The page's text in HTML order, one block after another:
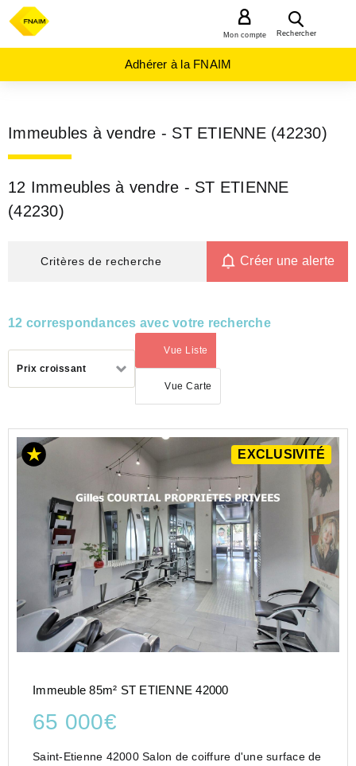
Rechercher
Mon compte
Adhérer à la FNAIM
Immeubles à vendre - ST ETIENNE (42230)
12 Immeubles à vendre - ST ETIENNE
(42230)
Critères de recherche Créer une alerte
12 correspondances avec votre recherche
Prix croissant
Vue Liste
(activé)
Vue Carte
ACHAT
IMMEUBLE
ETIENNE
EXCLUSIVITÉ
Immeuble 85m² ST ETIENNE 42000
65 000€
Saint-Etienne 42000 Salon de coiffure d'une surface de